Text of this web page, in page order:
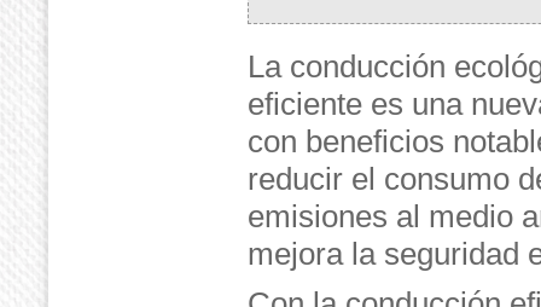
La conducción
eficiente es una
con beneficios
reducir el consumo
emisiones al medio
mejora la seguridad